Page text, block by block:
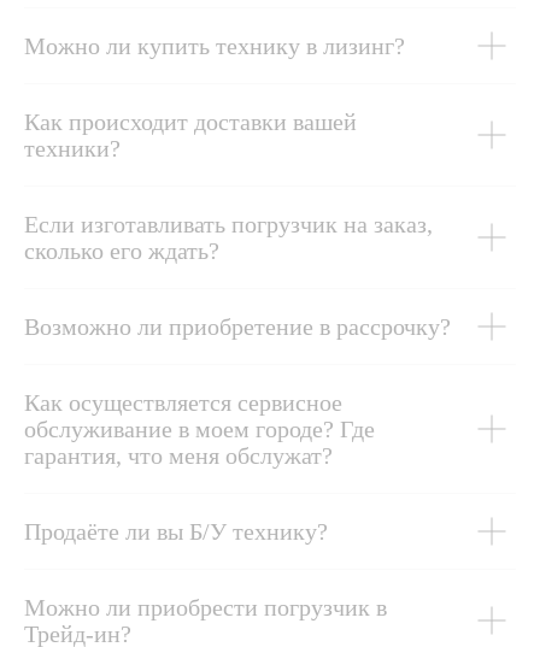
Можно ли купить технику в лизинг?
Как происходит доставки вашей
техники?
Если изготавливать погрузчик на заказ,
сколько его ждать?
Возможно ли приобретение в рассрочку?
Как осуществляется сервисное
обслуживание в моем городе? Где
гарантия, что меня обслужат?
Продаёте ли вы Б/У технику?
Можно ли приобрести погрузчик в
Трейд-ин?